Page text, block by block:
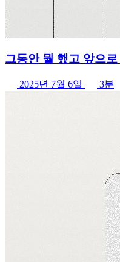
그동안 뭘 했고 앞으
2025년 7월 6일 3분